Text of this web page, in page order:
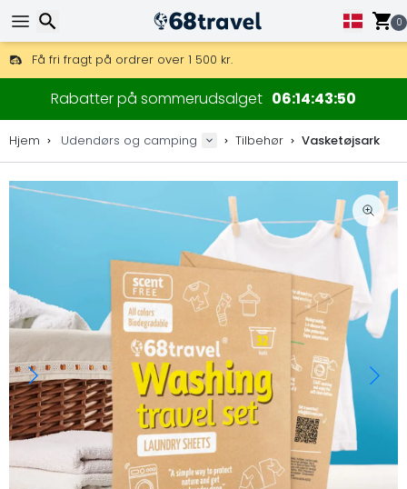
0
Få fri fragt på ordrer over 1 500 kr.
DHL Express fra dag til dag er også tilgængelig.
30 dages returret, 90 dage for trækort og dekorationer.
De bedste priser på outdoor-udstyr og tilbehør.
Rabatter på sommerudsalget 06144349
Hjem Udendørs og camping Tilbehør Vasketøjsark
Søg efter
Søg efter